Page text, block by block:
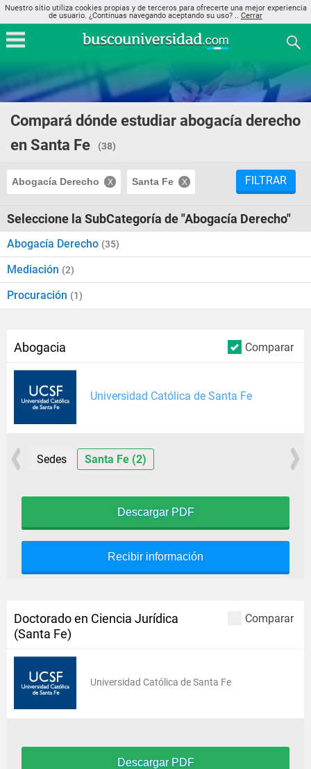
Nuestro sitio utiliza cookies propias y de terceros para ofrecerte una mejor experiencia
de usuario. ¿Continuas navegando aceptando su uso? .. Cerrar
Compará dónde estudiar abogacía derecho
en Santa Fe
(38)
Abogacía Derecho Santa Fe FILTRAR
Seleccione la SubCategoría de "Abogacía Derecho"
Abogacía Derecho (35)
Mediación (2)
Procuración (1)
Comparar
Abogacia
Universidad Católica de Santa Fe
Sedes Santa Fe (2)
Descargar PDF
Recibir información
Comparar
Doctorado en Ciencia Jurídica
(Santa Fe)
Universidad Católica de Santa Fe
Descargar PDF